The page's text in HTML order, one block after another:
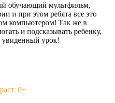
обучающий мультфильм,
и при этом ребята все это
компьютером! Так же в
и подсказывать ребенку,
увиденный урок!
0+